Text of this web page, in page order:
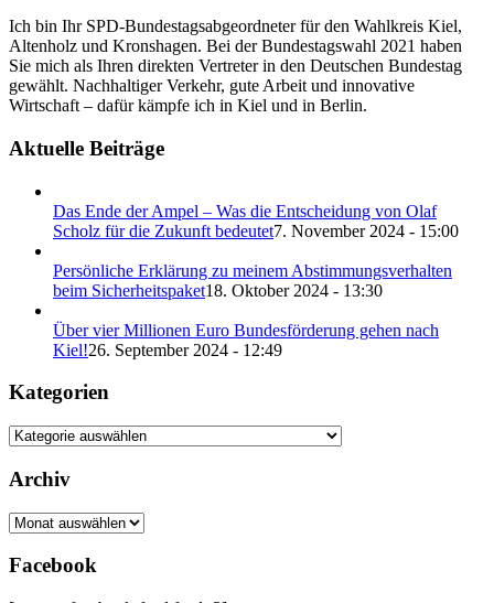
Ich bin Ihr SPD-Bundestagsabgeordneter für den Wahlkreis Kiel,
Altenholz und Kronshagen. Bei der Bundestagswahl 2021 haben
Sie mich als Ihren direkten Vertreter in den Deutschen Bundestag
gewählt. Nachhaltiger Verkehr, gute Arbeit und innovative
Wirtschaft – dafür kämpfe ich in Kiel und in Berlin.
Aktuelle Beiträge
Das Ende der Ampel – Was die Entscheidung von Olaf
Scholz für die Zukunft bedeutet7. November 2024 - 15:00
Persönliche Erklärung zu meinem Abstimmungsverhalten
beim Sicherheitspaket18. Oktober 2024 - 13:30
Über vier Millionen Euro Bundesförderung gehen nach
Kiel!26. September 2024 - 12:49
Kategorien
Kategorien
Archiv
Archiv
Facebook